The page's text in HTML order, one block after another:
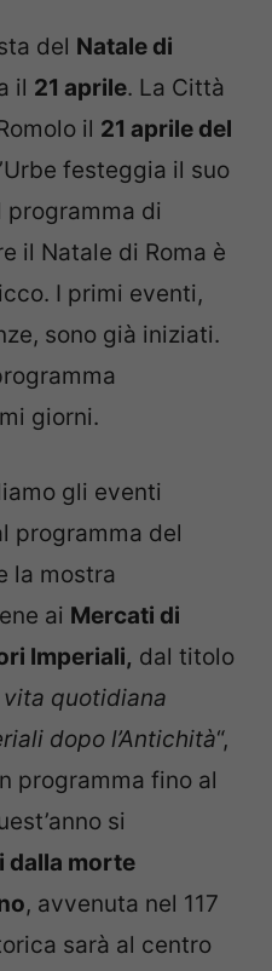
del Natale di
il 21 aprile. La Città
il 21 aprile del
festeggia il suo
programma di
il Natale di Roma è
I primi eventi,
sono già iniziati.
giorni.
gli eventi
programma del
la mostra
ai Mercati di
Imperiali, dal titolo
vita quotidiana
dopo l’Antichità“,
programma fino al
si
dalla morte
, avvenuta nel 117
sarà al centro